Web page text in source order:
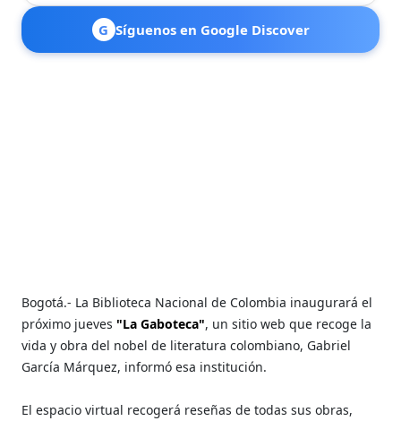
G Síguenos en Google Discover
Bogotá.- La Biblioteca Nacional de Colombia inaugurará el
próximo jueves "La Gaboteca", un sitio web que recoge la
vida y obra del nobel de literatura colombiano, Gabriel
García Márquez, informó esa institución.
El espacio virtual recogerá reseñas de todas sus obras,